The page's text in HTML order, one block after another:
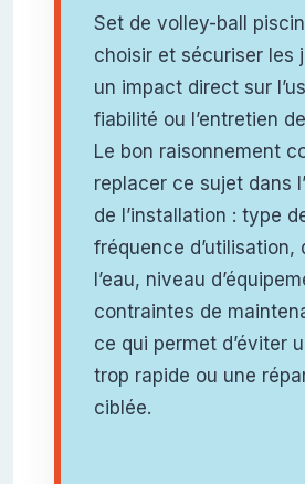
Set de volley-ball
choisir et sécuriser les
un impact direct sur
fiabilité ou l’entretien
Le bon raisonnement
replacer ce sujet dans
de l’installation : type
fréquence d’utilisation,
l’eau, niveau
contraintes de
ce qui permet d’éviter
trop rapide ou une
ciblée.